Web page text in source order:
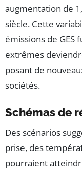
augmentation de
siècle. Cette
émissions de GES
extrêmes
posant de
sociétés.
Schémas de
Des scénarios
prise, des
pourraient